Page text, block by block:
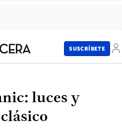
SUSCRÍBETE
luces y